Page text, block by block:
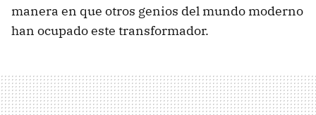
manera en que otros genios del mundo moderno
han ocupado este transformador.